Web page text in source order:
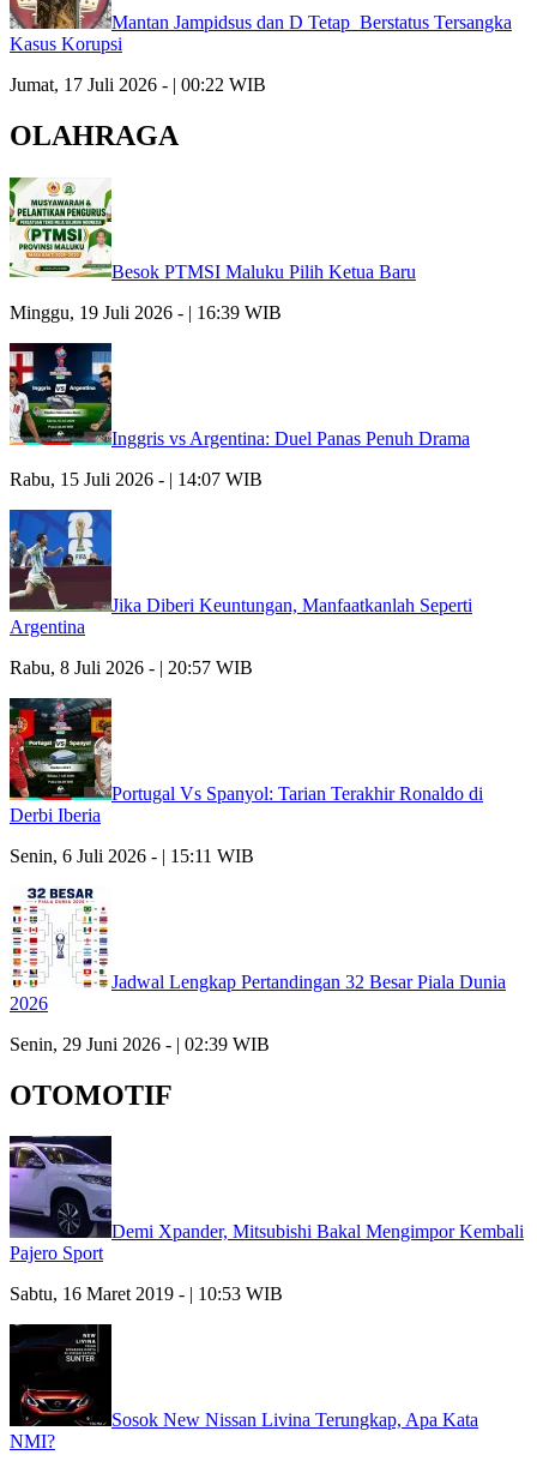
Mantan Jampidsus dan D Tetap Berstatus Tersangka
Kasus Korupsi
Jumat, 17 Juli 2026 - | 00:22 WIB
OLAHRAGA
Besok PTMSI Maluku Pilih Ketua Baru
Minggu, 19 Juli 2026 - | 16:39 WIB
Inggris vs Argentina: Duel Panas Penuh Drama
Rabu, 15 Juli 2026 - | 14:07 WIB
Jika Diberi Keuntungan, Manfaatkanlah Seperti
Argentina
Rabu, 8 Juli 2026 - | 20:57 WIB
Portugal Vs Spanyol: Tarian Terakhir Ronaldo di
Derbi Iberia
Senin, 6 Juli 2026 - | 15:11 WIB
Jadwal Lengkap Pertandingan 32 Besar Piala Dunia
2026
Senin, 29 Juni 2026 - | 02:39 WIB
OTOMOTIF
Demi Xpander, Mitsubishi Bakal Mengimpor Kembali
Pajero Sport
Sabtu, 16 Maret 2019 - | 10:53 WIB
Sosok New Nissan Livina Terungkap, Apa Kata
NMI?